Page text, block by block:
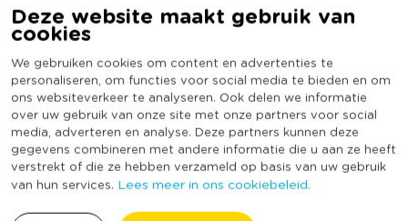
Deze website maakt gebruik van
cookies
We gebruiken cookies om content en advertenties te
personaliseren, om functies voor social media te bieden en om
ons websiteverkeer te analyseren. Ook delen we informatie
over uw gebruik van onze site met onze partners voor social
media, adverteren en analyse. Deze partners kunnen deze
gegevens combineren met andere informatie die u aan ze heeft
verstrekt of die ze hebben verzameld op basis van uw gebruik
van hun services. Lees meer in ons cookiebeleid.
Met print
Ja
Duurzaamheidsscore
bekend
MEER UIT DEZE SERIE